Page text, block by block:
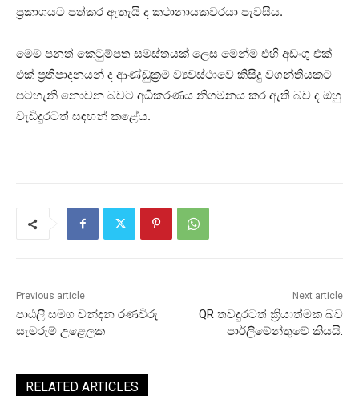
ප්‍රකාශයට පත්කර ඇතැයි ද කථානායකවරයා පැවසීය.
මෙම පනත් කෙටුම්පත සමස්තයක් ලෙස මෙන්ම එහි අඩංගු එක්
එක් ප්‍රතිපාදනයන් ද ආණ්ඩුක්‍රම ව්‍යවස්ථාවේ කිසිදු වගන්තියකට
පටහැනි නොවන බවට අධිකරණය නිගමනය කර ඇති බව ද ඔහු
වැඩිදුරටත් සඳහන් කළේය.
Previous article
පාඨලී සමග චන්දන රණවිරු
සැමරුම් උළෙලක
Next article
QR තවදුරටත් ක්‍රියාත්මක බව
පාර්ලිමේන්තුවේ කියයි.
RELATED ARTICLES